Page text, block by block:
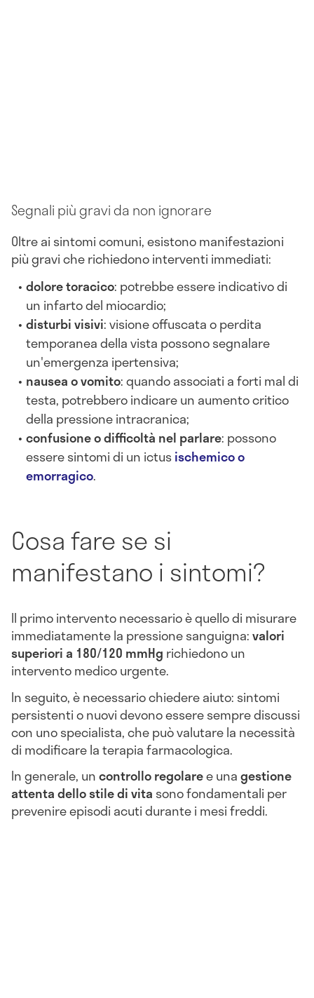
Segnali più gravi da non ignorare
Oltre ai sintomi comuni, esistono manifestazioni
più gravi che richiedono interventi immediati:
dolore toracico: potrebbe essere indicativo di
un infarto del miocardio;
disturbi visivi: visione offuscata o perdita
temporanea della vista possono segnalare
un'emergenza ipertensiva;
nausea o vomito: quando associati a forti mal di
testa, potrebbero indicare un aumento critico
della pressione intracranica;
confusione o difficoltà nel parlare: possono
essere sintomi di un ictusischemico o
emorragico.
Cosa fare se si
manifestano i sintomi?
Il primo intervento necessario è quello di misurare
immediatamente la pressione sanguigna:valori
superiori a 180/120 mmHg richiedono un
intervento medico urgente.
In seguito, è necessario chiedere aiuto: sintomi
persistenti o nuovi devono essere sempre discussi
con uno specialista, che può valutare la necessità
di modificare la terapia farmacologica.
In generale, uncontrollo regolaree unagestione
attenta dello stile di vita sono fondamentali per
prevenire episodi acuti durante i mesi freddi.